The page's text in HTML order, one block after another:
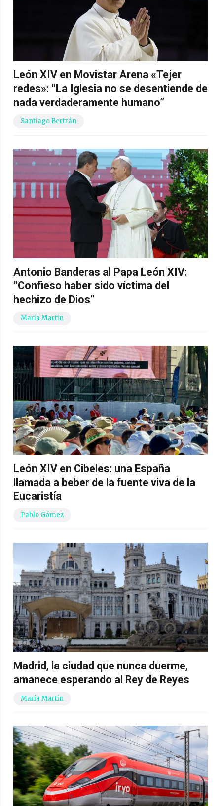
León XIV en Movistar Arena «Tejer
redes»: “La Iglesia no se desentiende de
nada verdaderamente humano”
Santiago Bertrán
Antonio Banderas al Papa León XIV:
“Confieso haber sido víctima del
hechizo de Dios”
María Martín
León XIV en Cibeles: una España
llamada a beber de la fuente viva de la
Eucaristía
Pablo Gómez
Madrid, la ciudad que nunca duerme,
amanece esperando al Rey de Reyes
María Martín